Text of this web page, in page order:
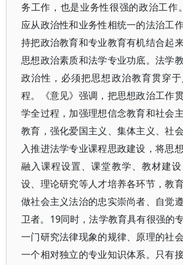
务工作，也是业务性很强的政治工作
应从政治性和业务性相统一的法治工
持把政治教育和专业教育有机结合起
思想政治素质和法学专业功底。法学
政治性，必须把思想政治教育贯穿
程。《意见》强调，把思想政治工作
学全过程，加强理想信念教育和社会
教育，强化爱国主义、集体主义、社
入推进法学专业课程思政建设，将思
融入课程设置、课堂教学、教材建
设、理论研究等人才培养各环节，教
做社会主义法治的忠实崇尚者、自觉
卫者。19同时，法学教育具有很强的
一门研究法律现象的规律、原理的社
一个相对独立的专业知识体系。只有